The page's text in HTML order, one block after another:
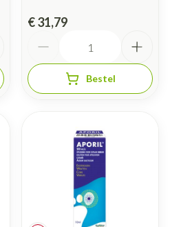
€ 31,79
Bestel